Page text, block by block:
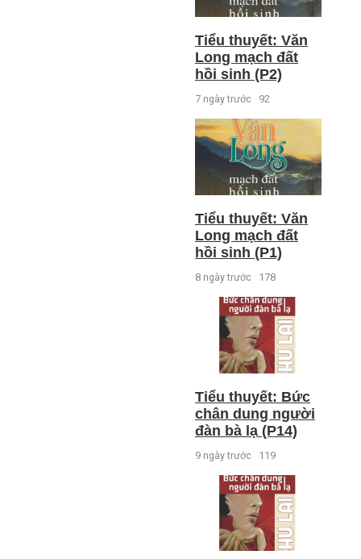
Tiểu thuyết: Văn
Long mạch đất
hồi sinh (P2)
7 ngày trước 92
Tiểu thuyết: Văn
Long mạch đất
hồi sinh (P1)
8 ngày trước 178
Tiểu thuyết: Bức
chân dung người
đàn bà lạ (P14)
9 ngày trước 119